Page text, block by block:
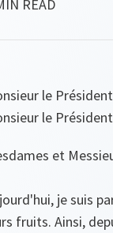
READ
le
le
et
je suis
fruits. Ainsi,